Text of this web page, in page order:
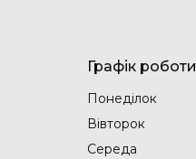
Графік роботи
Понеділок
Вівторок
Середа